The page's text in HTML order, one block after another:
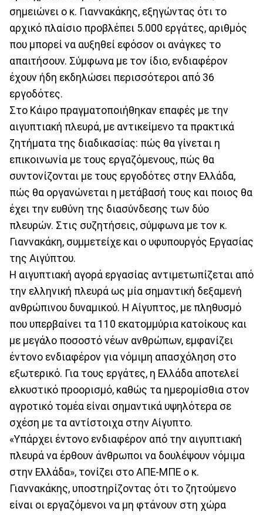
σημειώνει ο κ. Γιαννακάκης, εξηγώντας ότι το
αρχικό πλαίσιο προβλέπει 5.000 εργάτες, αριθμός
που μπορεί να αυξηθεί εφόσον οι ανάγκες το
απαιτήσουν. Σύμφωνα με τον ίδιο, ενδιαφέρον
έχουν ήδη εκδηλώσει περισσότεροι από 36
εργοδότες.
Στο Κάιρο πραγματοποιήθηκαν επαφές με την
αιγυπτιακή πλευρά, με αντικείμενο τα πρακτικά
ζητήματα της διαδικασίας: πώς θα γίνεται η
επικοινωνία με τους εργαζόμενους, πώς θα
συντονίζονται με τους εργοδότες στην Ελλάδα,
πώς θα οργανώνεται η μετάβασή τους και ποιος θα
έχει την ευθύνη της διασύνδεσης των δύο
πλευρών. Στις συζητήσεις, σύμφωνα με τον κ.
Γιαννακάκη, συμμετείχε και ο υφυπουργός Εργασίας
της Αιγύπτου.
Η αιγυπτιακή αγορά εργασίας αντιμετωπίζεται από
την ελληνική πλευρά ως μία σημαντική δεξαμενή
ανθρώπινου δυναμικού. Η Αίγυπτος, με πληθυσμό
που υπερβαίνει τα 110 εκατομμύρια κατοίκους και
με μεγάλο ποσοστό νέων ανθρώπων, εμφανίζει
έντονο ενδιαφέρον για νόμιμη απασχόληση στο
εξωτερικό. Για τους εργάτες, η Ελλάδα αποτελεί
ελκυστικό προορισμό, καθώς τα ημερομίσθια στον
αγροτικό τομέα είναι σημαντικά υψηλότερα σε
σχέση με τα αντίστοιχα στην Αίγυπτο.
«Υπάρχει έντονο ενδιαφέρον από την αιγυπτιακή
πλευρά να έρθουν άνθρωποι να δουλέψουν νόμιμα
στην Ελλάδα», τονίζει στο ΑΠΕ-ΜΠΕ ο κ.
Γιαννακάκης, υποστηρίζοντας ότι το ζητούμενο
είναι οι εργαζόμενοι να μη φτάνουν στη χώρα